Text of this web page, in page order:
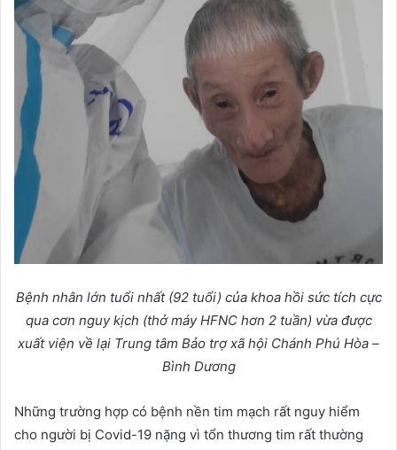
Bệnh nhân lớn tuổi nhất (92 tuổi) của khoa hồi sức tích cực
qua cơn nguy kịch (thở máy HFNC hơn 2 tuần) vừa được
xuất viện về lại Trung tâm Bảo trợ xã hội Chánh Phú Hòa –
Bình Dương
Những trường hợp có bệnh nền tim mạch rất nguy hiểm
cho người bị Covid-19 nặng vì tổn thương tim rất thường